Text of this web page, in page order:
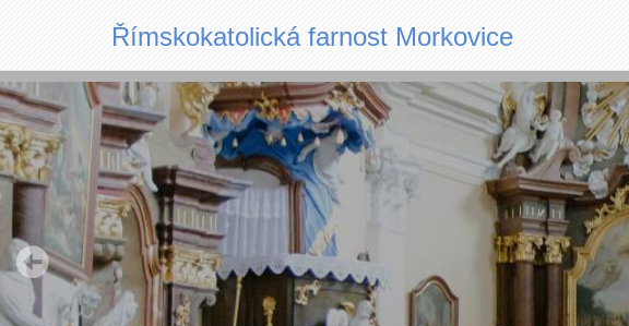
Římskokatolická farnost Morkovice
Main